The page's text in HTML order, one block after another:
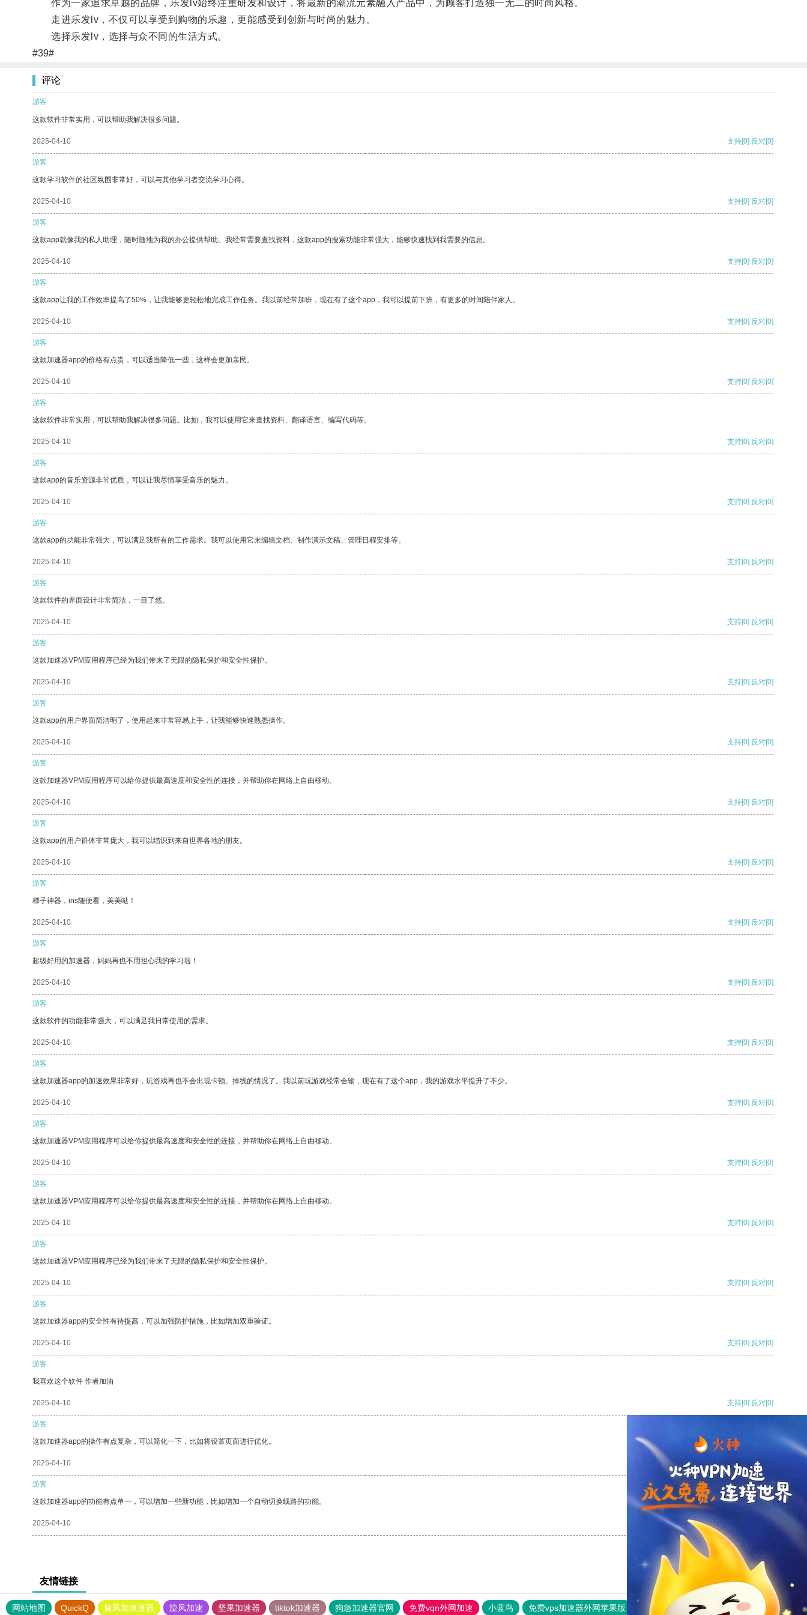
作为一家追求卓越的品牌，乐发lv始终注重研发和设计，将最新的潮流元素融入产品中，为顾客打造独一无二的时尚风格。
走进乐发lv，不仅可以享受到购物的乐趣，更能感受到创新与时尚的魅力。
选择乐发lv，选择与众不同的生活方式。
#39#
评论
游客
这款软件非常实用，可以帮助我解决很多问题。
2025-04-10 支持[0] 反对[0]
游客
这款学习软件的社区氛围非常好，可以与其他学习者交流学习心得。
2025-04-10 支持[0] 反对[0]
游客
这款app就像我的私人助理，随时随地为我的办公提供帮助。我经常需要查找资料，这款app的搜索功能非常强大，能够快速找到我需要的信息。
2025-04-10 支持[0] 反对[0]
游客
这款app让我的工作效率提高了50%，让我能够更轻松地完成工作任务。我以前经常加班，现在有了这个app，我可以提前下班，有更多的时间陪伴家人。
2025-04-10 支持[0] 反对[0]
游客
这款加速器app的价格有点贵，可以适当降低一些，这样会更加亲民。
2025-04-10 支持[0] 反对[0]
游客
这款软件非常实用，可以帮助我解决很多问题。比如，我可以使用它来查找资料、翻译语言、编写代码等。
2025-04-10 支持[0] 反对[0]
游客
这款app的音乐资源非常优质，可以让我尽情享受音乐的魅力。
2025-04-10 支持[0] 反对[0]
游客
这款app的功能非常强大，可以满足我所有的工作需求。我可以使用它来编辑文档、制作演示文稿、管理日程安排等。
2025-04-10 支持[0] 反对[0]
游客
这款软件的界面设计非常简洁，一目了然。
2025-04-10 支持[0] 反对[0]
游客
这款加速器VPM应用程序已经为我们带来了无限的隐私保护和安全性保护。
2025-04-10 支持[0] 反对[0]
游客
这款app的用户界面简洁明了，使用起来非常容易上手，让我能够快速熟悉操作。
2025-04-10 支持[0] 反对[0]
游客
这款加速器VPM应用程序可以给你提供最高速度和安全性的连接，并帮助你在网络上自由移动。
2025-04-10 支持[0] 反对[0]
游客
这款app的用户群体非常庞大，我可以结识到来自世界各地的朋友。
2025-04-10 支持[0] 反对[0]
游客
梯子神器，ins随便看，美美哒！
2025-04-10 支持[0] 反对[0]
游客
超级好用的加速器，妈妈再也不用担心我的学习啦！
2025-04-10 支持[0] 反对[0]
游客
这款软件的功能非常强大，可以满足我日常使用的需求。
2025-04-10 支持[0] 反对[0]
游客
这款加速器app的加速效果非常好，玩游戏再也不会出现卡顿、掉线的情况了。我以前玩游戏经常会输，现在有了这个app，我的游戏水平提升了不少。
2025-04-10 支持[0] 反对[0]
游客
这款加速器VPM应用程序可以给你提供最高速度和安全性的连接，并帮助你在网络上自由移动。
2025-04-10 支持[0] 反对[0]
游客
这款加速器VPM应用程序可以给你提供最高速度和安全性的连接，并帮助你在网络上自由移动。
2025-04-10 支持[0] 反对[0]
游客
这款加速器VPM应用程序已经为我们带来了无限的隐私保护和安全性保护。
2025-04-10 支持[0] 反对[0]
游客
这款加速器app的安全性有待提高，可以加强防护措施，比如增加双重验证。
2025-04-10 支持[0] 反对[0]
游客
我喜欢这个软件 作者加油
2025-04-10 支持[0] 反对[0]
游客
这款加速器app的操作有点复杂，可以简化一下，比如将设置页面进行优化。
2025-04-10 支持 反对
游客
这款加速器app的功能有点单一，可以增加一些新功能，比如增加一个自动切换线路的功能。
2025-04-10 [0]
友情链接
网站地图 QuickQ 旋风加速度器 旋风加速 坚果加速器 tiktok加速器 狗急加速器官网 免费vqn外网加速 小蓝鸟 免费vps加速器外网苹果版 旋风加速度器 快连加速器